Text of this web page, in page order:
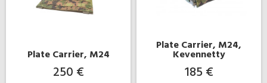
Plate Carrier, M24
250 €
Plate Carrier, M24,
Kevennetty
185 €